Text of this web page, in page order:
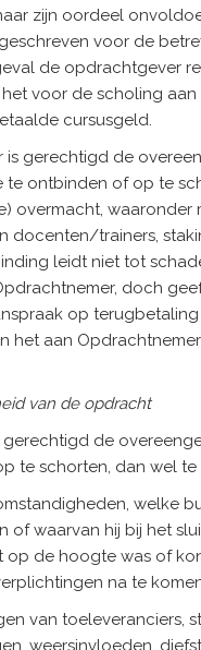
zijn oordeel
voor de
de opdrachtgever
voor de scholing aan
cursusgeld.
is gerechtigd de
te ontbinden of op te
overmacht, waaronder
docenten/trainers,
leidt niet tot
doch
op terugbetaling
het aan
van de opdracht
gerechtigd de
te schorten, dan wel te
welke
of waarvan hij bij het
op de hoogte was of
na te
van toeleveranciers,
weersinvloeden,